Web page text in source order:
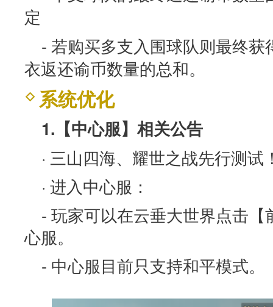
定
- 若购买多支入围球队则最终
衣返还谕币数量的总和。
系统优化
1.【中心服】相关公告
· 三山四海、耀世
· 进入中心服：
- 玩家可以在云垂大世界点击
心服。
- 中心服目前只支持和平模式。